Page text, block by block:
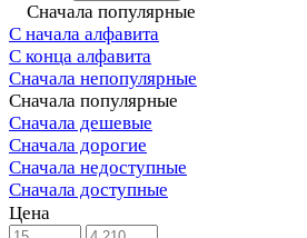
Сначала популярные
С начала алфавита
С конца алфавита
Сначала непопулярные
Сначала популярные
Сначала дешевые
Сначала дорогие
Сначала недоступные
Сначала доступные
Цена